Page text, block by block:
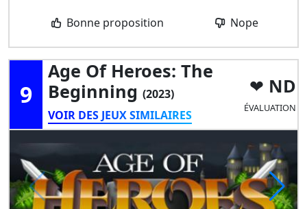
Bonne proposition Nope
9
Age Of Heroes: The
Beginning (2023)
VOIR DES JEUX SIMILAIRES
ND
ÉVALUATION